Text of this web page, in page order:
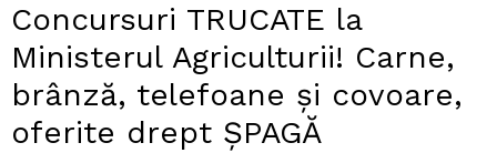
Concursuri TRUCATE la
Ministerul Agriculturii! Carne,
brânză, telefoane și covoare,
oferite drept ȘPAGĂ